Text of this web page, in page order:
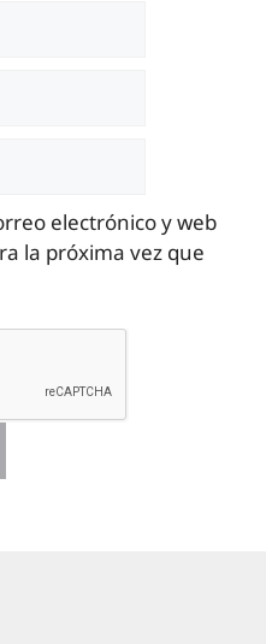
electrónico y web
la próxima vez que